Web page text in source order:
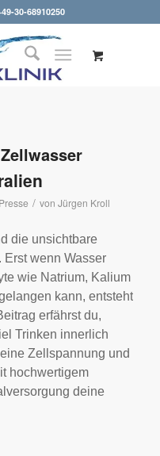
30-68910250
Zellwasser
Presse / von Jürgen Kroll
die unsichtbare
wenn Wasser
wie Natrium, Kalium
kann, entsteht
erfährst du,
Trinken innerlich
Zellspannung und
hochwertigem
deine